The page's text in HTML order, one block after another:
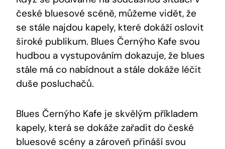
české bluesové scéně, můžeme vidět, že
se stále najdou kapely, které dokáží oslovit
široké publikum. Blues Černýho Kafe svou
hudbou a vystupováním dokazuje, že blues
stále má co nabídnout a stále dokáže léčit
duše posluchačů.
Blues Černýho Kafe je skvělým příkladem
kapely, která se dokáže zařadit do české
bluesové scény a zároveň přináší svou